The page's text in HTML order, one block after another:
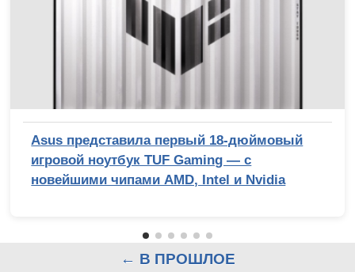
Asus представила первый 18-дюймовый
игровой ноутбук TUF Gaming — с
новейшими чипами AMD, Intel и Nvidia
← В ПРОШЛОЕ